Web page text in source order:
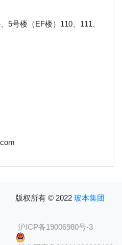
5号楼（EF楼）110、111、
版权所有 © 2022 玻本集团
沪ICP备19006980号-3